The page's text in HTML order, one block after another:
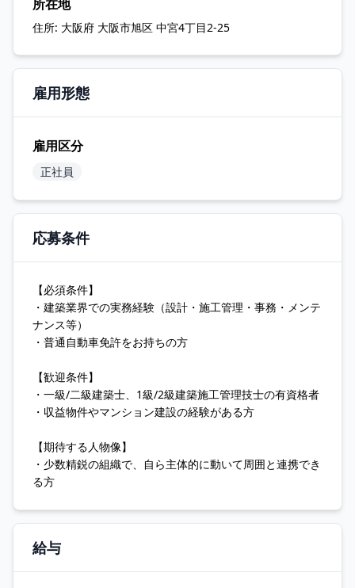
所在地
住所: 大阪府 大阪市旭区 中宮4丁目2-25
雇用形態
雇用区分
正社員
応募条件
【必須条件】
・建築業界での実務経験（設計・施工管理・事務・メンテ
ナンス等）
・普通自動車免許をお持ちの方
【歓迎条件】
・一級/二級建築士、1級/2級建築施工管理技士の有資格者
・収益物件やマンション建設の経験がある方
【期待する人物像】
・少数精鋭の組織で、自ら主体的に動いて周囲と連携でき
る方
給与